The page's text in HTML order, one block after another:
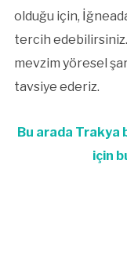
olduğu için,
tercih
mevzim yöresel
tavsiye ederiz.
Bu arada Trakya
için